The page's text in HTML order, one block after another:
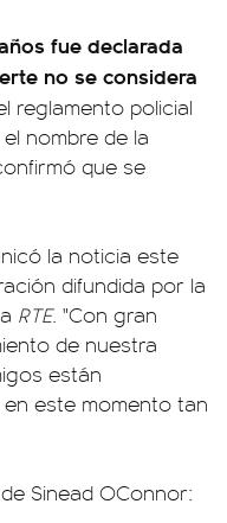
fue declarada
no se considera
reglamento policial
nombre de la
que se
la noticia este
difundida por la
RTE. "Con gran
de nuestra
están
este momento tan